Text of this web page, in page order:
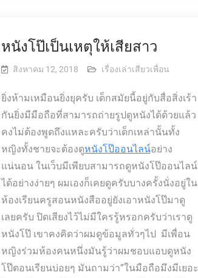
หนังโป๊เป็นเหตุให้เสียสาว
สิงหาคม 12, 2018 เรื่องเล่าเสียวเพื่อน
ยิ่งห้ามเหมือนยิ่งยุครับ เด็กสมัยนี้อยู่กับสื่อสิ่งเร้า
กันยิ่งมีมือถือที่สามารถถ่ายรูปดูหนังได้ด้วยแล้ว
คงไม่ต้องพูดถึงแหละครับว่าเด็กเหล่านั้นทั้ง
หญิงทั้งชายจะต้องดูหนังโป๊ออนไลน์อย่าง
แน่นอน ในเว็บมีเพียบสามารถดูหนังโป๊ออนไลน์
ได้อย่างง่ายๆ ผมเองก็เคยดูครับบางครั้งนั่งอยู่ใน
ห้องเรียนครูสอนหนังสืออยู่ยังเอาหนังโป๊มาดู
เลยครับ ปิดเสียงไว้ไม่มีใครรู้หรอกครับว่าเราดู
หนังโป๊ เขาคงคิดว่าผมดูข้อมูลทั่วๆไป มีเพื่อน
หญิงร่วมห้องคนหนึ่งมันรู้ว่าผมชอบแอบดูหนัง
โป๊ตอนเรียนบ่อยๆ มันถามว่า”ในมือถือมึงมีเยอะ